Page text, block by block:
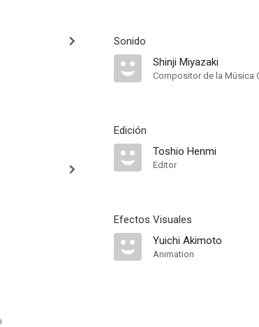
Sonido
Shinji Miyazaki
Compositor de la Música
Edición
Toshio Henmi
Editor
Efectos Visuales
Yuichi Akimoto
Animation